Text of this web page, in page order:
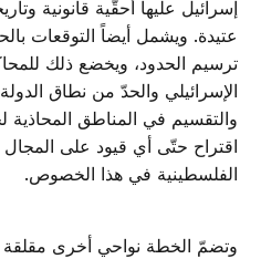
إسرائيل عليها أحقّية قانونية
عتيدة. ويشمل أيضاً التوقعات
ترسيم الحدود، ويخضع ذلك
الإسرائيلي والحدّ من نطاق
والتقسيم في المناطق
اقتراح حتّى أي قيود على المجال
الفلسطينية في هذا الخصوص.
وتضمّ الخطة نواحي أخرى مقلقة